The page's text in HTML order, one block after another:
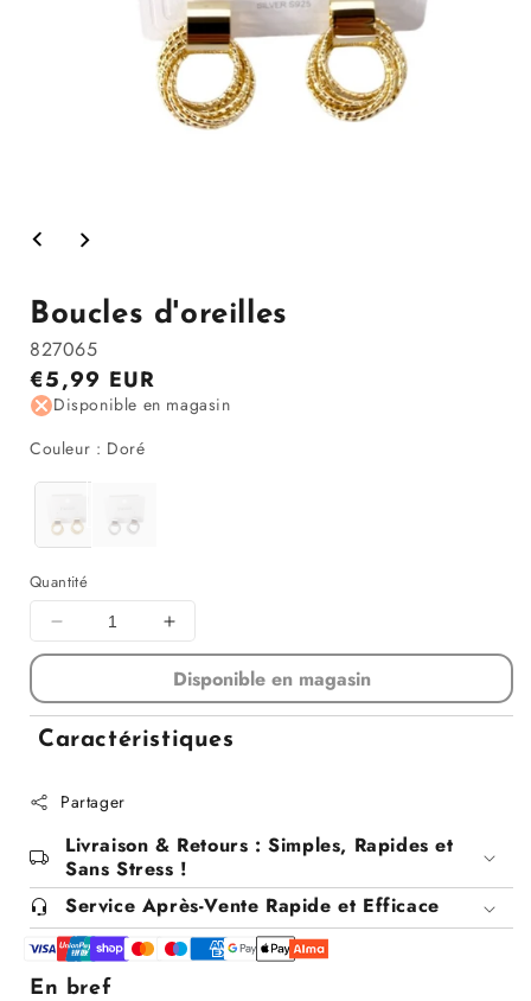
le
la
modale
Boucles d'oreilles
827065
Prix
régulier
€5,99 EUR
Disponible en magasin
Couleur : DoréCouleur
Quantité
Diminuer
la
pour
Boucles
d&#39;oreilles
Augmenter
la
quantité
pour
Boucles
d&#39;oreilles
Disponible en magasin
Caractéristiques
Partager
Livraison & Retours : Simples, Rapides et
Sans Stress !
Service Après-Vente Rapide et Efficace
En bref